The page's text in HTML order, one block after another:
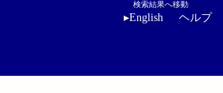
検索結果へ移動
▸English ヘルプ